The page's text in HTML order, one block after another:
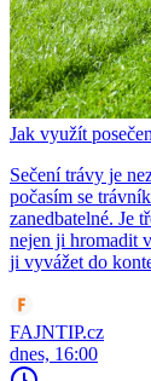
Jak využít
Sečení trávy je
počasím se
zanedbatelné. Je
nejen ji hromadit
ji vyvážet do
FAJNTIP.cz
dnes, 16:00